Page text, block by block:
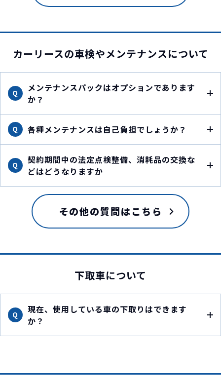
カーリースの車検やメンテナンスについて
Q
メンテナンスパックはオプションであります
か？
Q 各種メンテナンスは自己負担でしょうか？
Q
契約期間中の法定点検整備、消耗品の交換な
どはどうなりますか
その他の質問はこちら
下取車について
Q
現在、使用している車の下取りはできます
か？